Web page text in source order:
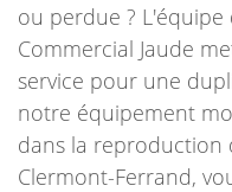
ou perdue ?
Commercial Jaude
service pour une
notre équipement
dans la reproduction
Clermont-Ferrand,